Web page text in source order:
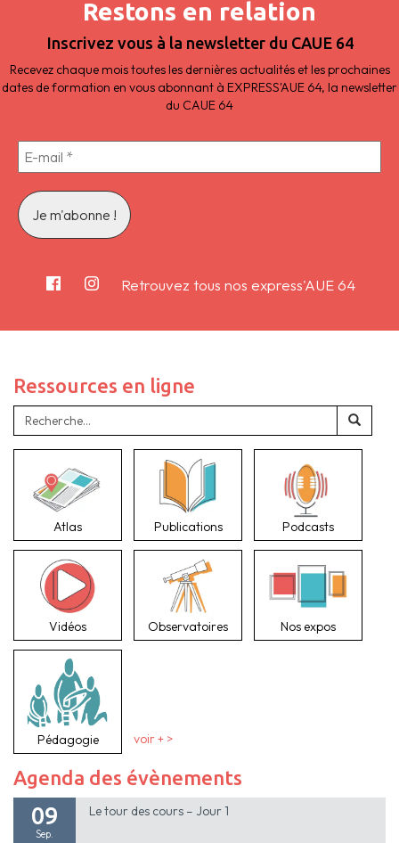
Restons en relation
Inscrivez vous à la newsletter du CAUE 64
Recevez chaque mois toutes les dernières actualités et les prochaines
dates de formation en vous abonnant à EXPRESS'AUE 64, la newsletter
du CAUE 64
Retrouvez tous nos express'AUE 64
Ressources en ligne
Atlas Publications Podcasts
Vidéos Observatoires Nos expos
Pédagogie voir + >
Agenda des évènements
09
Sep.
Le tour des cours – Jour 1